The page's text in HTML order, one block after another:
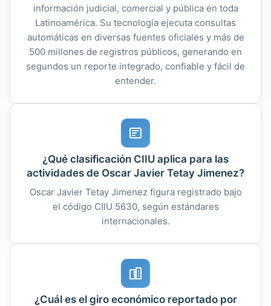
información judicial, comercial y pública en toda
Latinoamérica. Su tecnología ejecuta consultas
automáticas en diversas fuentes oficiales y más de
500 millones de registros públicos, generando en
segundos un reporte integrado, confiable y fácil de
entender.
¿Qué clasificación CIIU aplica para las
actividades de Oscar Javier Tetay Jimenez?
Oscar Javier Tetay Jimenez figura registrado bajo
el código CIIU 5630, según estándares
internacionales.
¿Cuál es el giro económico reportado por